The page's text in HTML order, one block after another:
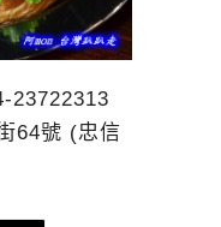
23722313
64號 (忠信